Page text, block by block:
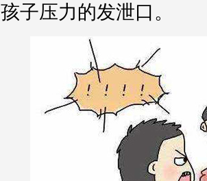
孩子压力的发泄口。